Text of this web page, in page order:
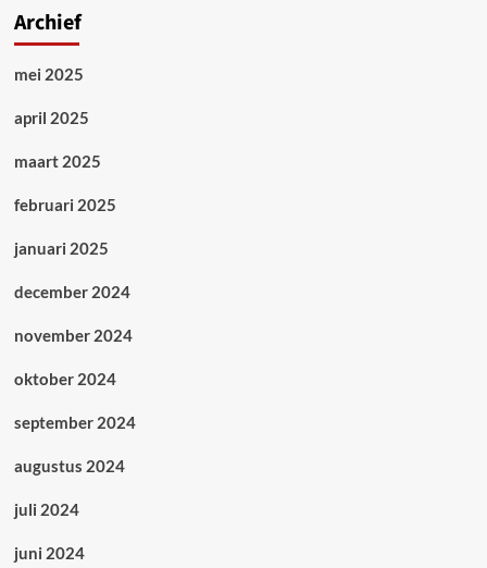
Archief
mei 2025
april 2025
maart 2025
februari 2025
januari 2025
december 2024
november 2024
oktober 2024
september 2024
augustus 2024
juli 2024
juni 2024